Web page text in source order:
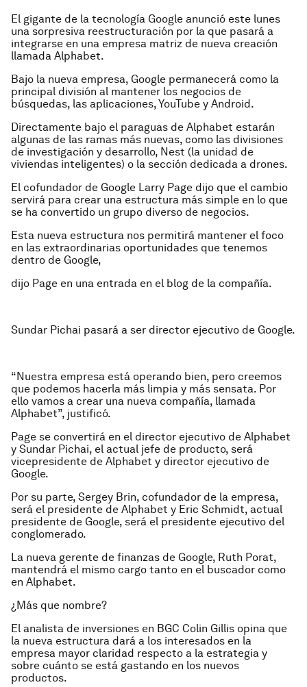
El gigante de la tecnología Google anunció este lunes
una sorpresiva reestructuración por la que pasará a
integrarse en una empresa matriz de nueva creación
llamada Alphabet.
Bajo la nueva empresa, Google permanecerá como la
principal división al mantener los negocios de
búsquedas, las aplicaciones, YouTube y Android.
Directamente bajo el paraguas de Alphabet estarán
algunas de las ramas más nuevas, como las divisiones
de investigación y desarrollo, Nest (la unidad de
viviendas inteligentes) o la sección dedicada a drones.
El cofundador de Google Larry Page dijo que el cambio
servirá para crear una estructura más simple en lo que
se ha convertido un grupo diverso de negocios.
Esta nueva estructura nos permitirá mantener el foco
en las extraordinarias oportunidades que tenemos
dentro de Google,
dijo Page en una entrada en el blog de la compañía.
Sundar Pichai pasará a ser director ejecutivo de Google.
“Nuestra empresa está operando bien, pero creemos
que podemos hacerla más limpia y más sensata. Por
ello vamos a crear una nueva compañía, llamada
Alphabet”, justificó.
Page se convertirá en el director ejecutivo de Alphabet
y Sundar Pichai, el actual jefe de producto, será
vicepresidente de Alphabet y director ejecutivo de
Google.
Por su parte, Sergey Brin, cofundador de la empresa,
será el presidente de Alphabet y Eric Schmidt, actual
presidente de Google, será el presidente ejecutivo del
conglomerado.
La nueva gerente de finanzas de Google, Ruth Porat,
mantendrá el mismo cargo tanto en el buscador como
en Alphabet.
¿Más que nombre?
El analista de inversiones en BGC Colin Gillis opina que
la nueva estructura dará a los interesados en la
empresa mayor claridad respecto a la estrategia y
sobre cuánto se está gastando en los nuevos
productos.